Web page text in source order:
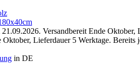
Lieferdauer 5 Werktage.
in DE